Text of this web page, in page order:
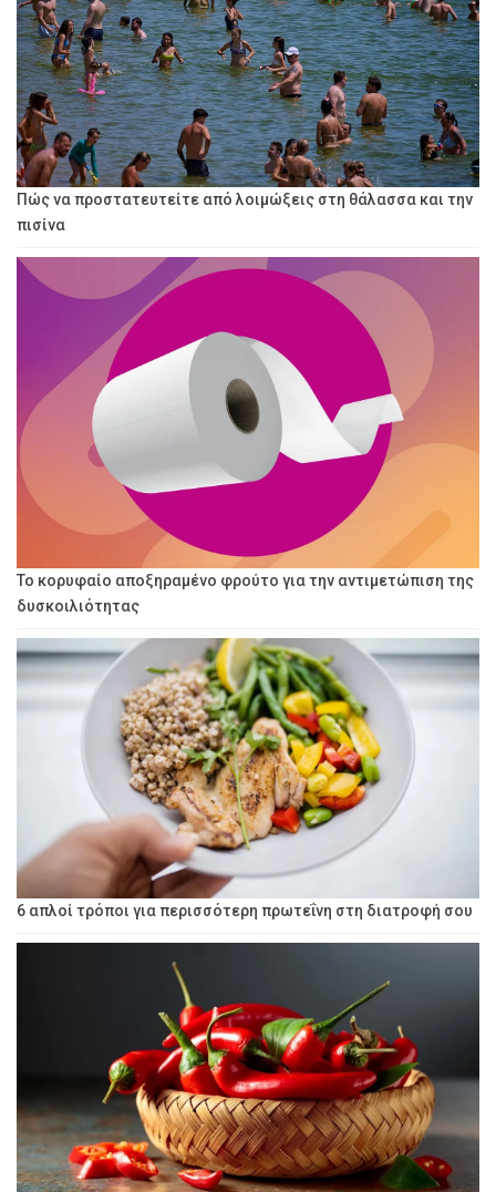
Πώς να προστατευτείτε από λοιμώξεις στη θάλασσα και την
πισίνα
Το κορυφαίο αποξηραμένο φρούτο για την αντιμετώπιση της
δυσκοιλιότητας
6 απλοί τρόποι για περισσότερη πρωτεΐνη στη διατροφή σου